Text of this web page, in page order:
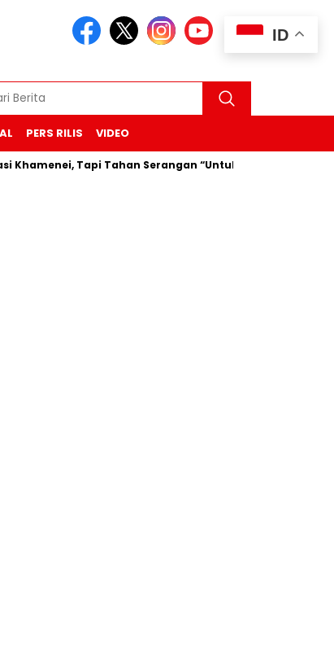
PERS RILIS VIDEO
Tapi Tahan Serangan “Untuk Sekarang”
ID